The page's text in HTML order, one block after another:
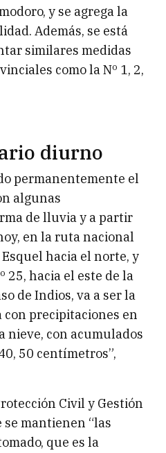
y se agrega la
Además, se está
similares medidas
como la Nº 1, 2,
diurno
permanentemente el
algunas
de lluvia y a partir
en la ruta nacional
hacia el norte, y
25, hacia el este de la
de Indios, va a ser la
con precipitaciones en
nieve, con acumulados
50 centímetros”,
Civil y Gestión
se mantienen “las
que es la